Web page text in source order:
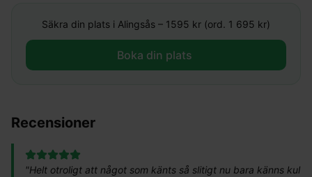
Säkra din plats i Alingsås – 1595 kr (ord. 1 695 kr)
Boka din plats ​
Recensioner
"Helt otroligt att något som känts så slitigt nu bara känns kul